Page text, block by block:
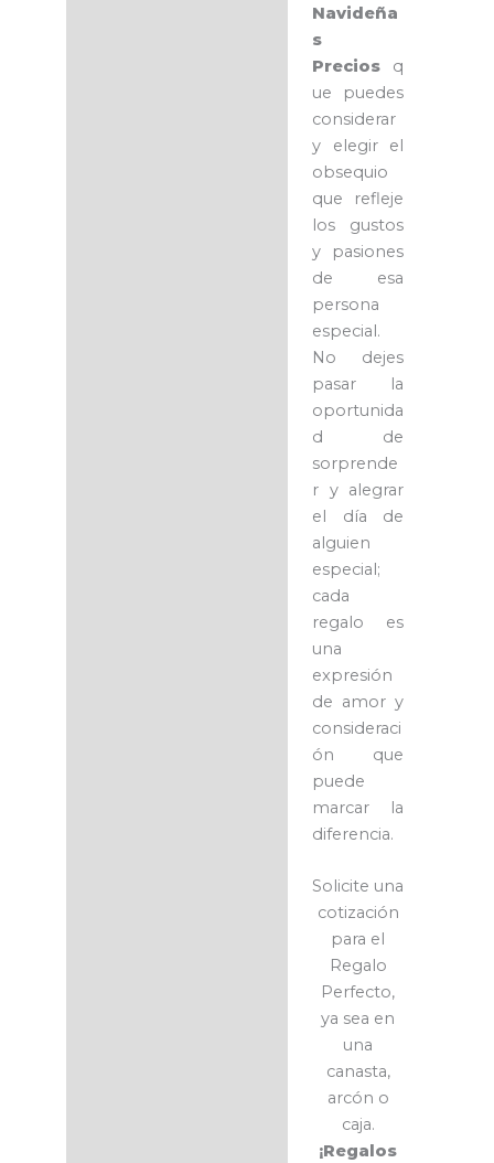
Navideña
s
Preciosq
ue puedes
considerar
y elegir el
obsequio
que refleje
los gustos
y pasiones
de esa
persona
especial.
No dejes
pasar la
oportunida
d de
sorprende
r y alegrar
el día de
alguien
especial;
cada
regalo es
una
expresión
de amor y
consideraci
ón que
puede
marcar la
diferencia.
Solicite una
cotización
para el
Regalo
Perfecto,
ya sea en
una
canasta,
arcón o
caja.
¡Regalos